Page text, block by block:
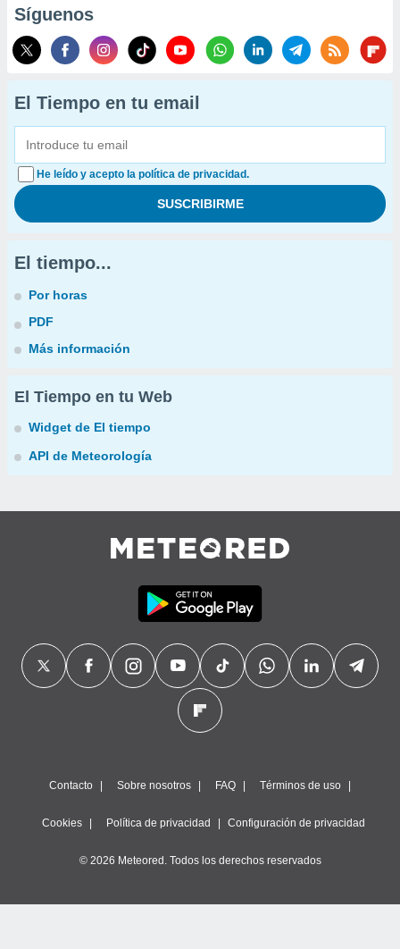
Síguenos
El Tiempo en tu email
He leído y acepto la política de privacidad.
El tiempo...
Por horas
PDF
Más información
El Tiempo en tu Web
Widget de El tiempo
API de Meteorología
Contacto Sobre nosotros FAQ Términos de uso
Cookies Política de privacidad Configuración de privacidad
© 2026 Meteored. Todos los derechos reservados